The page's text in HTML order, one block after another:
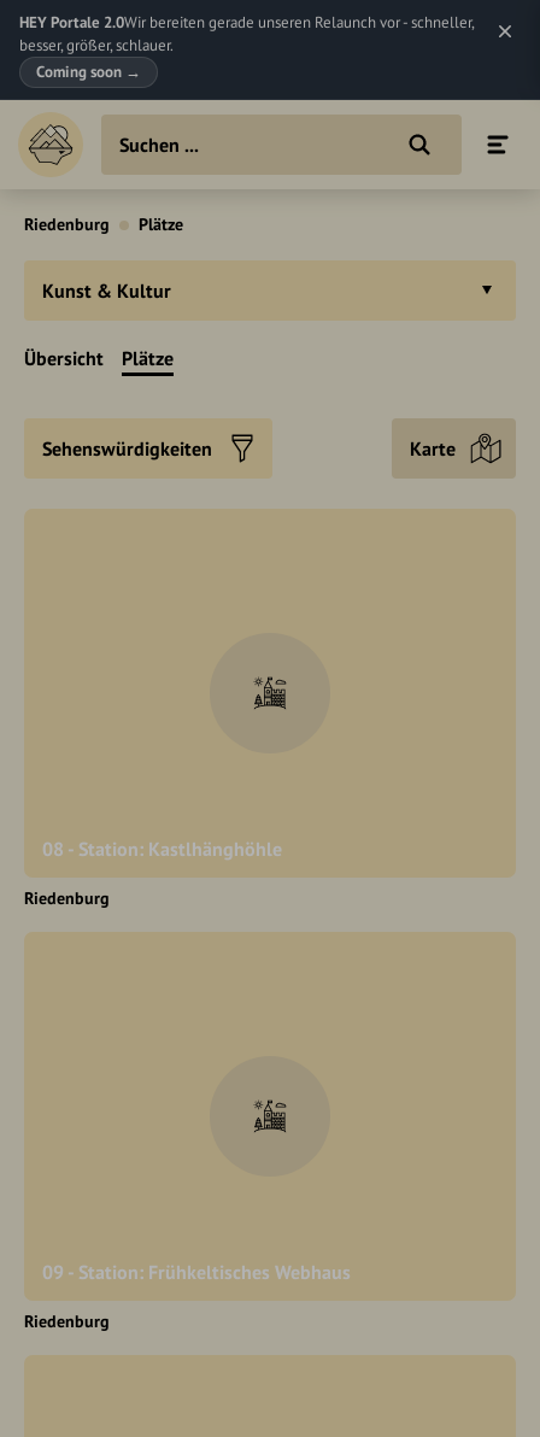
HEY Portale 2.0Wir bereiten gerade unseren Relaunch vor - schneller,
besser, größer, schlauer.
Coming soon →
Riedenburg Plätze
Kunst & Kultur
Übersicht Plätze
Sehenswürdigkeiten Karte
08 - Station: Kastlhänghöhle
Riedenburg
09 - Station: Frühkeltisches Webhaus
Riedenburg